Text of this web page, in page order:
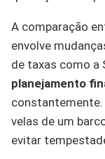
A comparação
envolve
de taxas como a
planejamento
constantemente.
velas de um
evitar